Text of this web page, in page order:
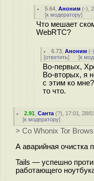
5.64 ,Аноним (-),
[к модератору]
Что мешает
WebRTC?
6.73 ,Аноним (-
[ответить] [к
Во-первых,
Во-вторых, я
с этим ко
то что.
2.91 ,Санта (?), 17:01, 28/
[к модератору]
> Со Whonix Tor
А аварийная очистка
Tails — успешно
работающего